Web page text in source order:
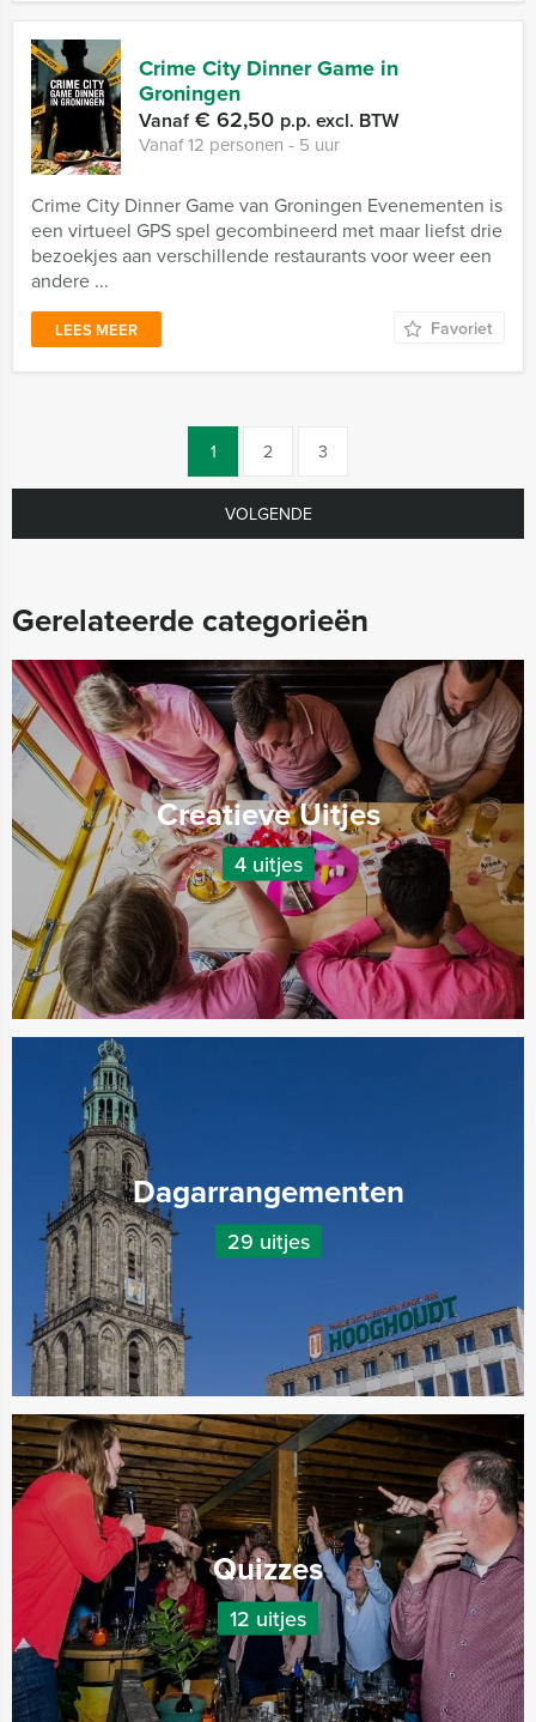
Crime City Dinner Game in
Groningen
Vanaf€ 62,50 p.p. excl. BTW
Vanaf 12 personen ‐ 5 uur
Crime City Dinner Game van Groningen Evenementen is
een virtueel GPS spel gecombineerd met maar liefst drie
bezoekjes aan verschillende restaurants voor weer een
andere ...
LEES MEER Favoriet
1 2 3
VOLGENDE
Gerelateerde categorieën
Creatieve Uitjes
4 uitjes
Dagarrangementen
29 uitjes
Quizzes
12 uitjes